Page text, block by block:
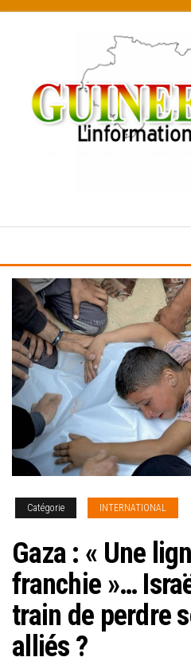
content
Catégorie INTERNATIONAL
Gaza : « Une
franchie »…
train de perdre
alliés ?